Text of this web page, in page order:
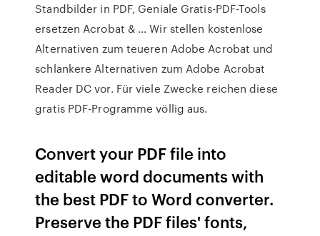
Standbilder in PDF, Geniale Gratis-PDF-Tools
ersetzen Acrobat & … Wir stellen kostenlose
Alternativen zum teueren Adobe Acrobat und
schlankere Alternativen zum Adobe Acrobat
Reader DC vor. Für viele Zwecke reichen diese
gratis PDF-Programme völlig aus.
Convert your PDF file into
editable word documents with
the best PDF to Word converter.
Preserve the PDF files' fonts,